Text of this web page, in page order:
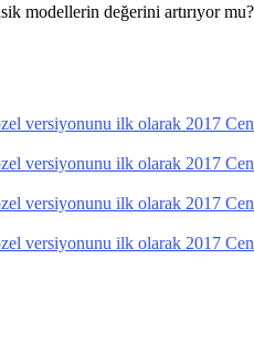
modellerin değerini artırıyor mu?
versiyonunu ilk olarak 2017
versiyonunu ilk olarak 2017
versiyonunu ilk olarak 2017
versiyonunu ilk olarak 2017